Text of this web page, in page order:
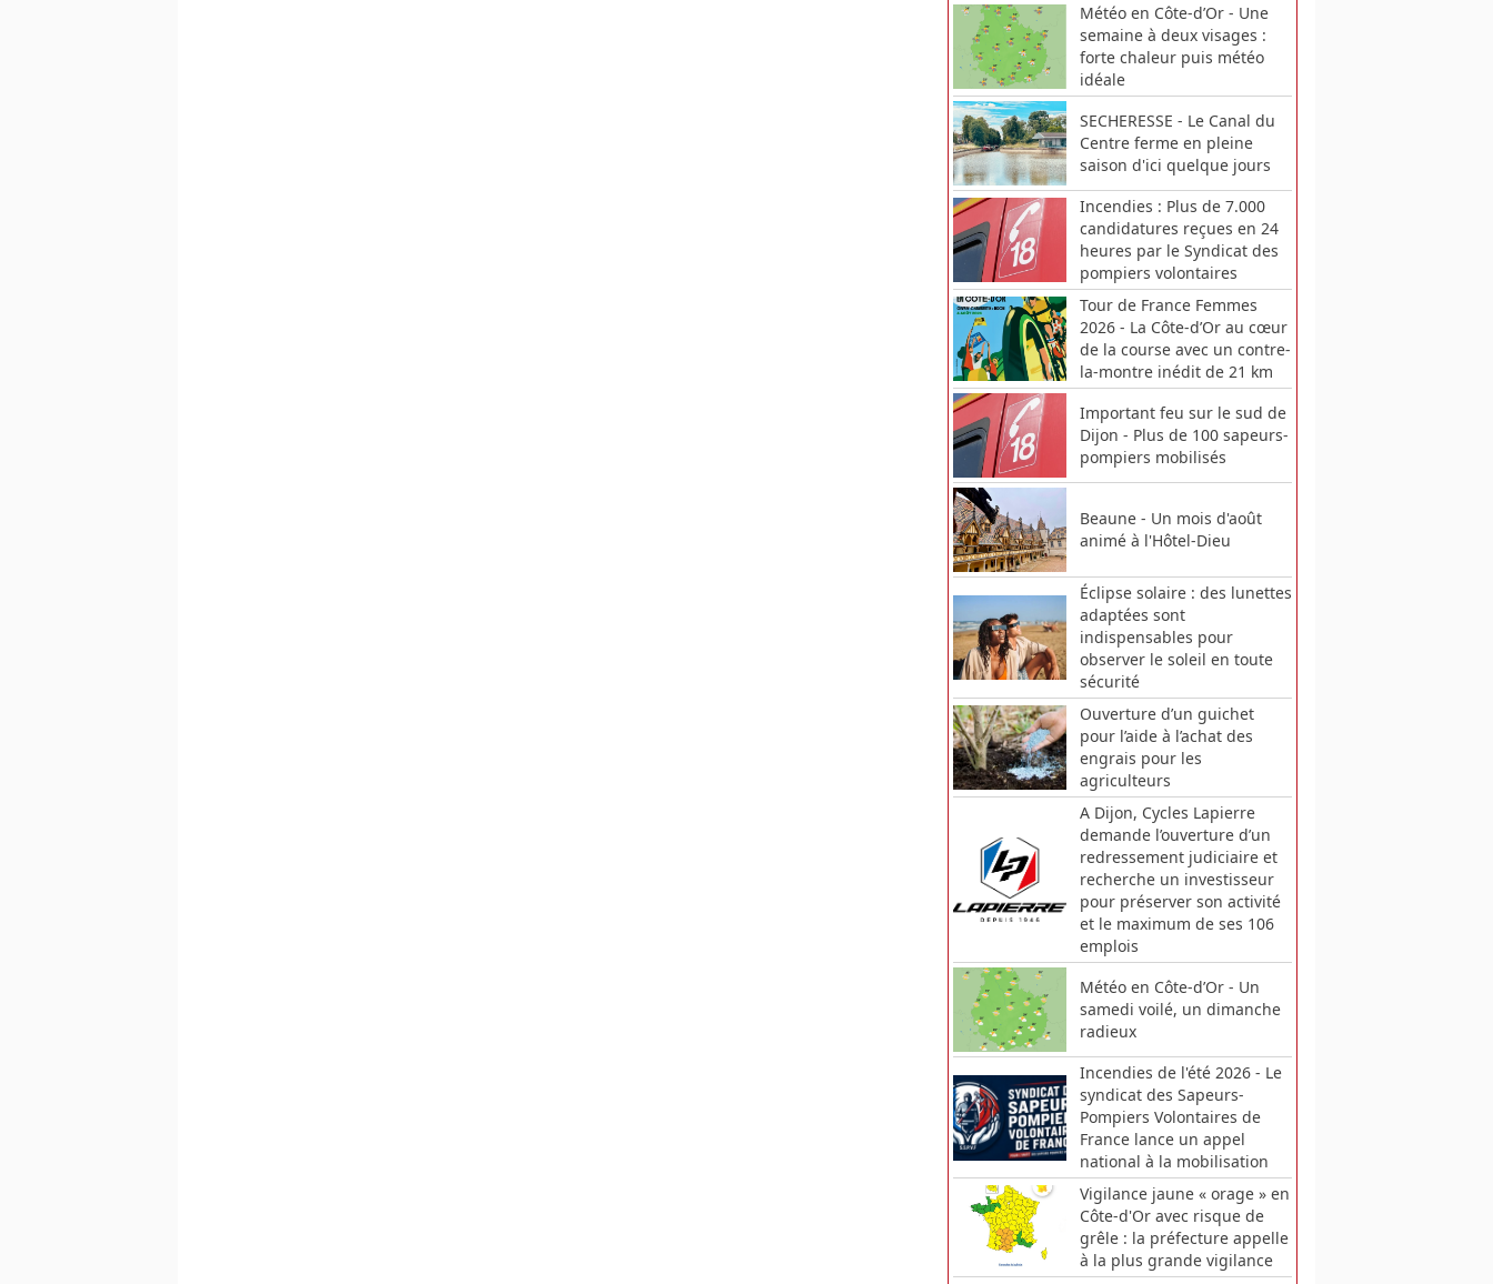
Météo en Côte-d’Or - Une
semaine à deux visages :
forte chaleur puis météo
idéale
SECHERESSE - Le Canal du
Centre ferme en pleine
saison d'ici quelque jours
Incendies : Plus de 7.000
candidatures reçues en 24
heures par le Syndicat des
pompiers volontaires
Tour de France Femmes
2026 - La Côte-d’Or au cœur
de la course avec un contre-
la-montre inédit de 21 km
Important feu sur le sud de
Dijon - Plus de 100 sapeurs-
pompiers mobilisés
Beaune - Un mois d'août
animé à l'Hôtel-Dieu
Éclipse solaire : des lunettes
adaptées sont
indispensables pour
observer le soleil en toute
sécurité
Ouverture d’un guichet
pour l’aide à l’achat des
engrais pour les
agriculteurs
A Dijon, Cycles Lapierre
demande l’ouverture d’un
redressement judiciaire et
recherche un investisseur
pour préserver son activité
et le maximum de ses 106
emplois
Météo en Côte-d’Or - Un
samedi voilé, un dimanche
radieux
Incendies de l'été 2026 - Le
syndicat des Sapeurs-
Pompiers Volontaires de
France lance un appel
national à la mobilisation
Vigilance jaune « orage » en
Côte-d'Or avec risque de
grêle : la préfecture appelle
à la plus grande vigilance